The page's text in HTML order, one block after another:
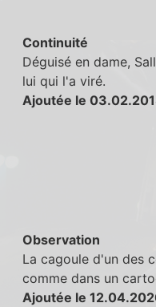
Continuité
Déguisé en dame,
lui qui l'a viré.
Ajoutée le
Observation
La cagoule d'un des
comme dans un
Ajoutée le